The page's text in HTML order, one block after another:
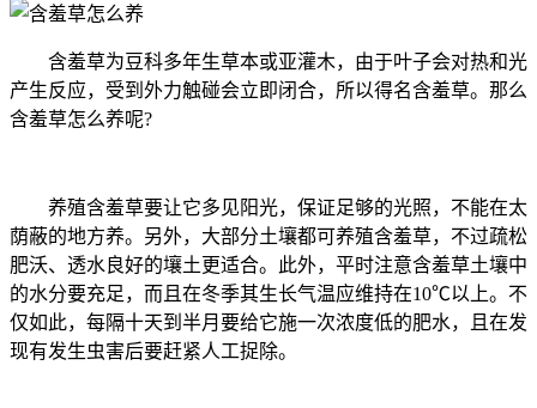
含羞草为豆科多年生草本或亚灌木，由于叶子会对热和光
产生反应，受到外力触碰会立即闭合，所以得名含羞草。那么
含羞草怎么养呢?
养殖含羞草要让它多见阳光，保证足够的光照，不能在太
荫蔽的地方养。另外，大部分土壤都可养殖含羞草，不过疏松
肥沃、透水良好的壤土更适合。此外，平时注意含羞草土壤中
的水分要充足，而且在冬季其生长气温应维持在10℃以上。不
仅如此，每隔十天到半月要给它施一次浓度低的肥水，且在发
现有发生虫害后要赶紧人工捉除。